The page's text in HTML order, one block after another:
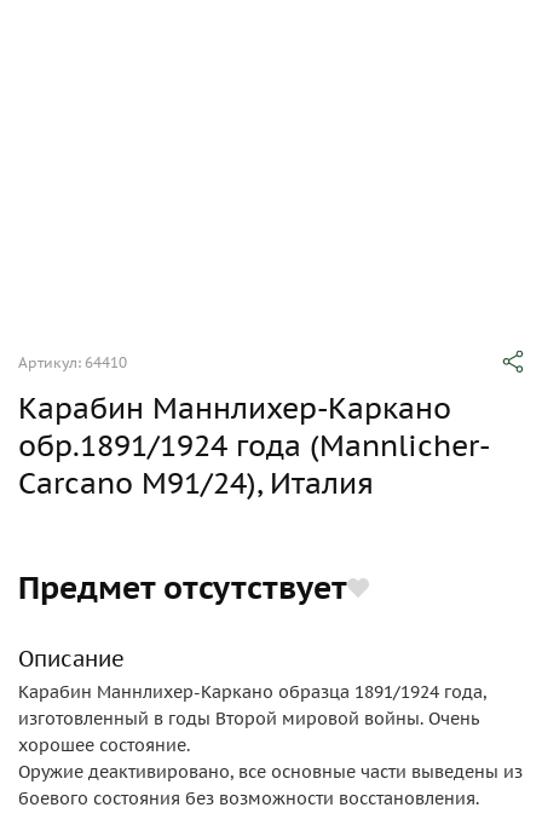
Артикул: 64410
Карабин Маннлихер-Каркано
обр.1891/1924 года (Mannlicher-
Carcano M91/24), Италия
Предмет отсутствует
Описание
Карабин Маннлихер-Каркано образца 1891/1924 года,
изготовленный в годы Второй мировой войны. Очень
хорошее состояние.
Оружие деактивировано, все основные части выведены из
боевого состояния без возможности восстановления.